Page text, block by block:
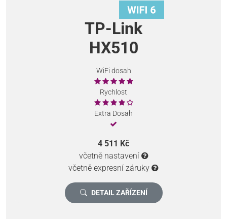
TP-Link
HX510
WiFi dosah
Rychlost
Extra Dosah
4 511 Kč
včetně nastavení
včetně expresní záruky
DETAIL ZAŘÍZENÍ